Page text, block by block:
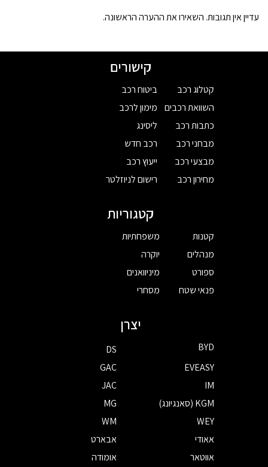
עדיין אין תגובות. השאירו את ההערה הראשונה.
קישורים
קטלוג רכב
השוואת רכבים
כתבות רכב
מבחני רכב
מבצעי רכב
מחירון רכב
ביטוח רכב
מימון לרכב
ליסינג
רכב חדש
ייעוץ רכב
רישום לניוזלטר
קטגוריות
קטנות
מנהלים
ספורט
פנאי שטח
משפחתיות
יוקרה
מיניוואנים
מסחרי
יצרן
BYD
DS
EVEASY
GAC
IM
JAC
KGM (סאנגיונג)
MG
WEY
WM
אאודי
אבארט
אווטאר
אומודה